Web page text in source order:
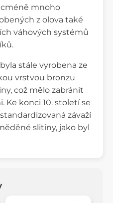
mnoho
z olova také
váhových systémů
stále vyrobena ze
vrstvou bronzu
což mělo zabránit
Ke konci 10. století se
závaží
slitiny, jako byl